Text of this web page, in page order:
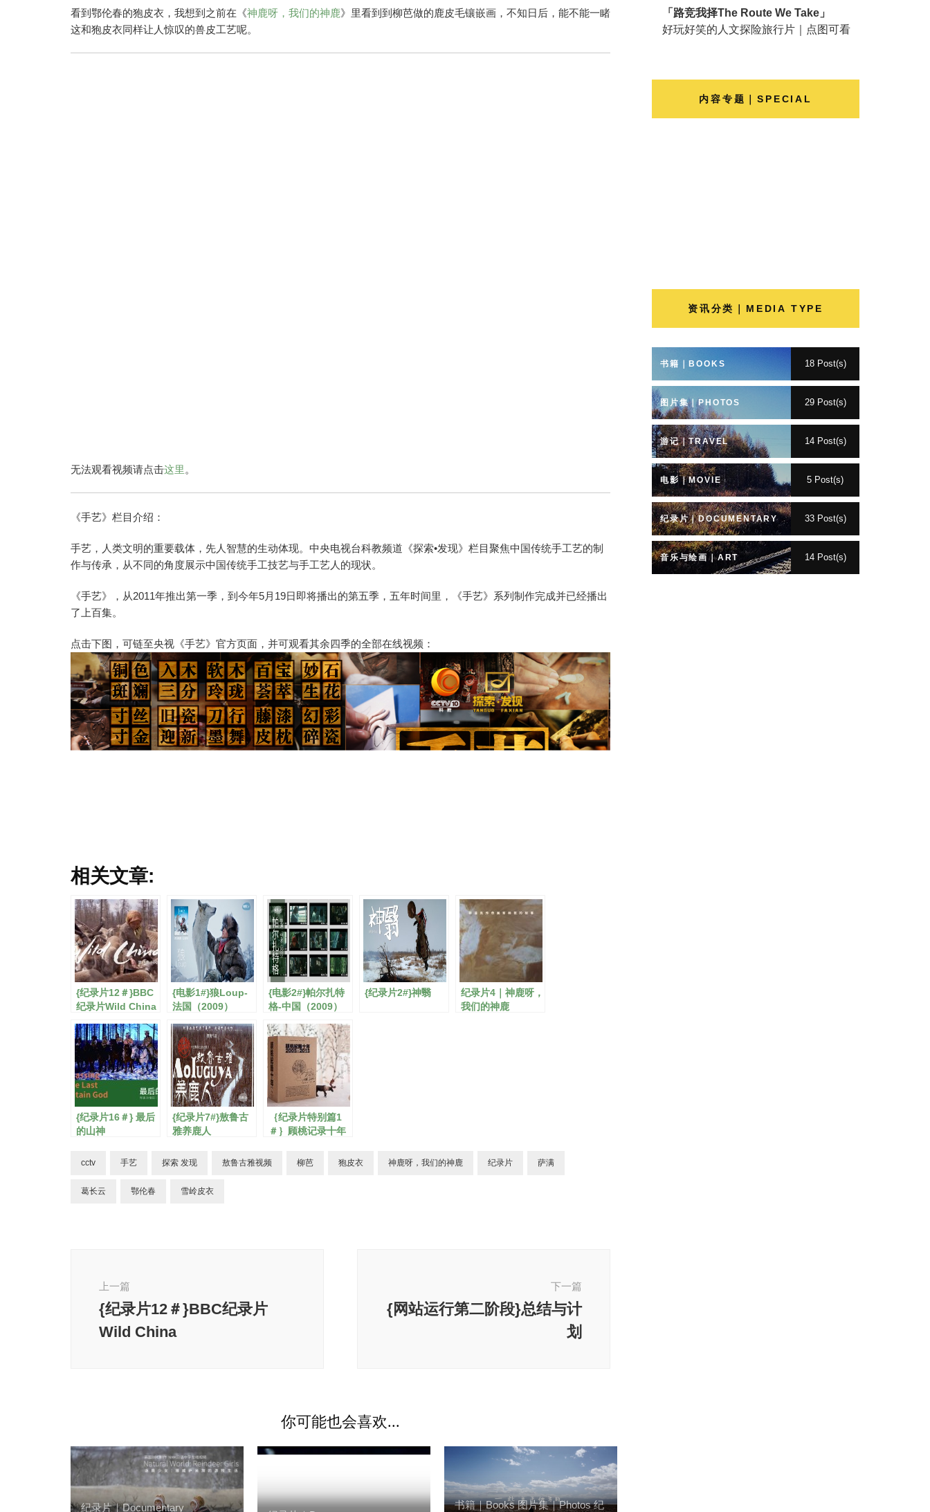
看到鄂伦春的狍皮衣，我想到之前在《神鹿呀，我们的神鹿》里看到到柳芭做的鹿皮毛镶嵌画，不知日后，能不能一睹
这和狍皮衣同样让人惊叹的兽皮工艺呢。
无法观看视频请点击这里 。
《手艺》栏目介绍：
手艺，人类文明的重要载体，先人智慧的生动体现。中央电视台科教频道《探索•发现》栏目聚焦中国传统手工艺的制
作与传承，从不同的角度展示中国传统手工技艺与手工艺人的现状。
《手艺》，从2011年推出第一季，到今年5月19日即将播出的第五季，五年时间里，《手艺》系列制作完成并已经播出
了上百集。
点击下图，可链至央视《手艺》官方页面，并可观看其余四季的全部在线视频：
相关文章:
{纪录片12＃}BBC
纪录片Wild China
{电影1#}狼Loup-
法国（2009）
{电影2#}帕尔扎特
格-中国（2009）
{纪录片2#}神翳
纪录片4｜神鹿呀，
我们的神鹿
{纪录片16＃} 最后
的山神
{纪录片7#}敖鲁古
雅养鹿人
｛纪录片特别篇1
＃｝顾桃记录十年
cctv 手艺 探索 发现 敖鲁古雅视频 柳芭 狍皮衣 神鹿呀，我们的神鹿 纪录片 萨满
葛长云 鄂伦春 雪岭皮衣
上一篇
{纪录片12＃}BBC纪录片
Wild China
下一篇
{网站运行第二阶段}总结与计
划
你可能也会喜欢...
纪录片｜Documentary 书籍｜Books 图片集｜Photos 纪
「路竞我择The Route We Take」
好玩好笑的人文探险旅行片｜点图可看
内容专题｜SPECIAL
资讯分类｜MEDIA TYPE
书籍｜BOOKS 18 Post(s)
图片集｜PHOTOS 29 Post(s)
游记｜TRAVEL 14 Post(s)
电影｜MOVIE 5 Post(s)
纪录片｜DOCUMENTARY 33 Post(s)
音乐与绘画｜ART 14 Post(s)